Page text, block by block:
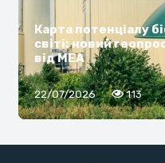
Карта потенціалу
світі: новий
від МЕА
22/07/2026 113